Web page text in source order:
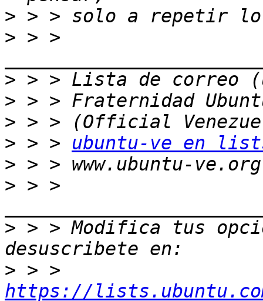
>
> > >
>
>
>
> > > ubuntu-ve en
>
> > >
> > > Modifica tus
>
https://